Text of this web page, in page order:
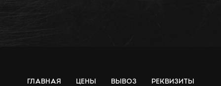
ГЛАВНАЯ ЦЕНЫ ВЫВОЗ РЕКВИЗИТЫ